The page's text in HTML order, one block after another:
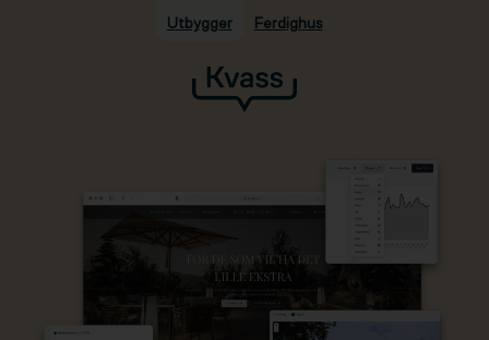
Hopp til hovedinnhold
Utbygger Ferdighus